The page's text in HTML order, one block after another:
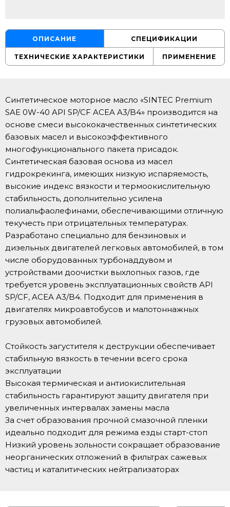
ОПИСАНИЕ СПЕЦИФИКАЦИИ
ТЕХНИЧЕСКИЕ ХАРАКТЕРИСТИКИ ПРИМЕНЕНИЕ
Синтетическое моторное масло «SINTEC Premium
SAE 0W-40 API SP/CF ACEA A3/B4» производится на
основе смеси высококачественных синтетических
базовых масел и высокоэффективного
многофункционального пакета присадок.
Синтетическая базовая основа из масел
гидрокрекинга, имеющих низкую испаряемость,
высокие индекс вязкости и термоокислительную
стабильность, дополнительно усилена
полиальфаолефинами, обеспечивающими отличную
текучесть при отрицательных температурах.
Разработано специально для бензиновых и
дизельных двигателей легковых автомобилей, в том
числе оборудованных турбонаддувом и
устройствами доочистки выхлопных газов, где
требуется уровень эксплуатационных свойств API
SP/CF, ACEA A3/B4. Подходит для применения в
двигателях микроавтобусов и малотоннажных
грузовых автомобилей.
Стойкость загустителя к деструкции обеспечивает
стабильную вязкость в течении всего срока
эксплуатации
Высокая термическая и антиокислительная
стабильность гарантируют защиту двигателя при
увеличенных интервалах замены масла
За счет образования прочной смазочной пленки
идеально подходит для режима езды старт-стоп
Низкий уровень зольности сокращает образование
неорганических отложений в фильтрах сажевых
частиц и каталитических нейтрализаторах